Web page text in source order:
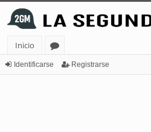
Inicio
or
Identificarse Registrarse